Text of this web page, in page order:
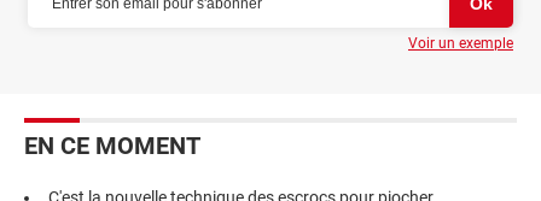
Voir un exemple
EN CE MOMENT